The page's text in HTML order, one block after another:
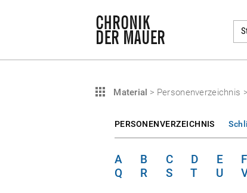
Material > Personenverzeichnis >
PERSONENVERZEICHNIS
A B C D E F
Q
R S T U